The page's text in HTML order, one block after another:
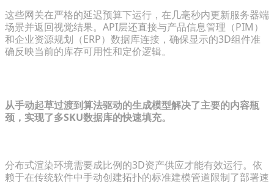
这些网关在严格的延迟预算下运行，在几毫秒内更新服务器端
场景并返回视觉结果。API层还直接与产品信息管理（PIM）
和企业资源规划（ERP）数据库连接，确保显示的3D组件准
确反映当前的库存可用性和定价逻辑。
从手动起草过渡到算法驱动的生成模型解决了主要的内容瓶
颈，实现了多SKU数据库的快速填充。
分布式渲染环境需要成比例的3D资产供应才能有效运行。依
赖于在传统软件中手动创建拓扑的标准建模管道限制了部署速